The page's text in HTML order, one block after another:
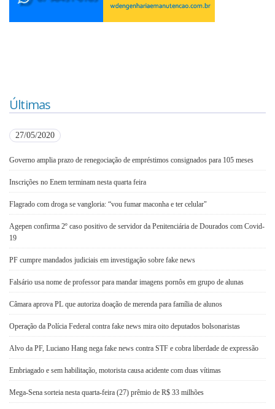
Últimas
27/05/2020
Governo amplia prazo de renegociação de empréstimos consignados para 105 meses
Inscrições no Enem terminam nesta quarta feira
Flagrado com droga se vangloria: “vou fumar maconha e ter celular"
Agepen confirma 2º caso positivo de servidor da Penitenciária de Dourados com Covid-
19
PF cumpre mandados judiciais em investigação sobre fake news
Falsário usa nome de professor para mandar imagens pornôs em grupo de alunas
Câmara aprova PL que autoriza doação de merenda para família de alunos
Operação da Polícia Federal contra fake news mira oito deputados bolsonaristas
Alvo da PF, Luciano Hang nega fake news contra STF e cobra liberdade de expressão
Embriagado e sem habilitação, motorista causa acidente com duas vítimas
Mega-Sena sorteia nesta quarta-feira (27) prêmio de R$ 33 milhões